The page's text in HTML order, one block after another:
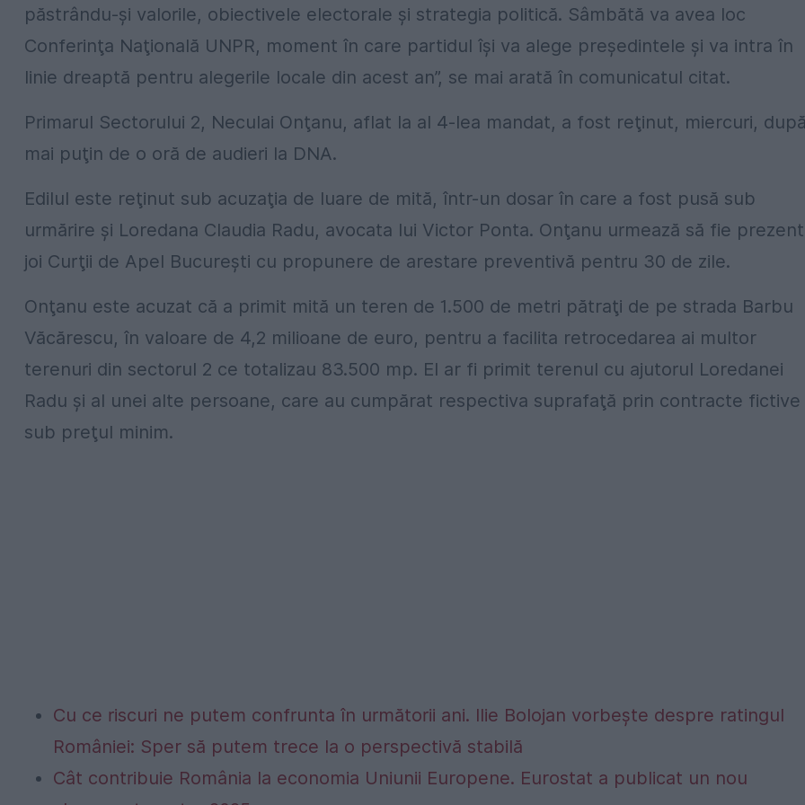
păstrându-şi valorile, obiectivele electorale şi strategia politică. Sâmbătă va avea loc
Conferinţa Naţională UNPR, moment în care partidul îşi va alege preşedintele şi va intra în
linie dreaptă pentru alegerile locale din acest an”, se mai arată în comunicatul citat.
Primarul Sectorului 2, Neculai Onţanu, aflat la al 4-lea mandat, a fost reţinut, miercuri,
mai puţin de o oră de audieri la DNA.
Edilul este reţinut sub acuzaţia de luare de mită, într-un dosar în care a fost pusă sub
urmărire şi Loredana Claudia Radu, avocata lui Victor Ponta. Onţanu urmează să fie
joi Curţii de Apel Bucureşti cu propunere de arestare preventivă pentru 30 de zile.
Onţanu este acuzat că a primit mită un teren de 1.500 de metri pătraţi de pe strada Barbu
Văcărescu, în valoare de 4,2 milioane de euro, pentru a facilita retrocedarea ai multor
terenuri din sectorul 2 ce totalizau 83.500 mp. El ar fi primit terenul cu ajutorul Loredanei
Radu şi al unei alte persoane, care au cumpărat respectiva suprafaţă prin contracte fictive
sub preţul minim.
Cu ce riscuri ne putem confrunta în următorii ani. Ilie Bolojan vorbește despre ratingul
României: Sper să putem trece la o perspectivă stabilă
Cât contribuie România la economia Uniunii Europene. Eurostat a publicat un nou